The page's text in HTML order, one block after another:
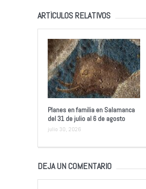
ARTÍCULOS RELATIVOS
Planes en familia en Salamanca
del 31 de julio al 6 de agosto
julio 30, 2026
DEJA UN COMENTARIO